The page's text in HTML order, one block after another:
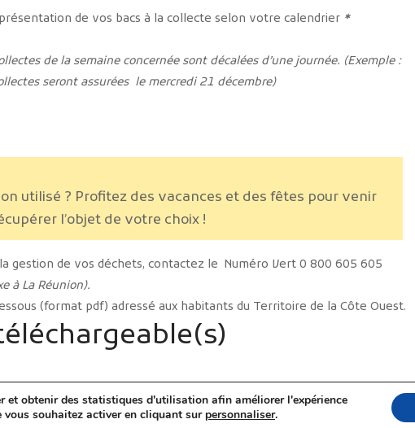
de vos bacs à la collecte selon votre calendrier *
de la semaine concernée sont décalées d’une journée. (Exemple :
seront assurées le mercredi 21 décembre)
utilisé ? Profitez des vacances et des fêtes pour venir
l’objet de votre choix !
gestion de vos déchets, contactez le Numéro Vert 0 800 605 605
à La Réunion).
(format pdf) adressé aux habitants du Territoire de la Côte Ouest.
Poids Type
et obtenir des statistiques d'utilisation afin améliorer l'expérience
souhaitez activer en cliquant sur personnaliser.